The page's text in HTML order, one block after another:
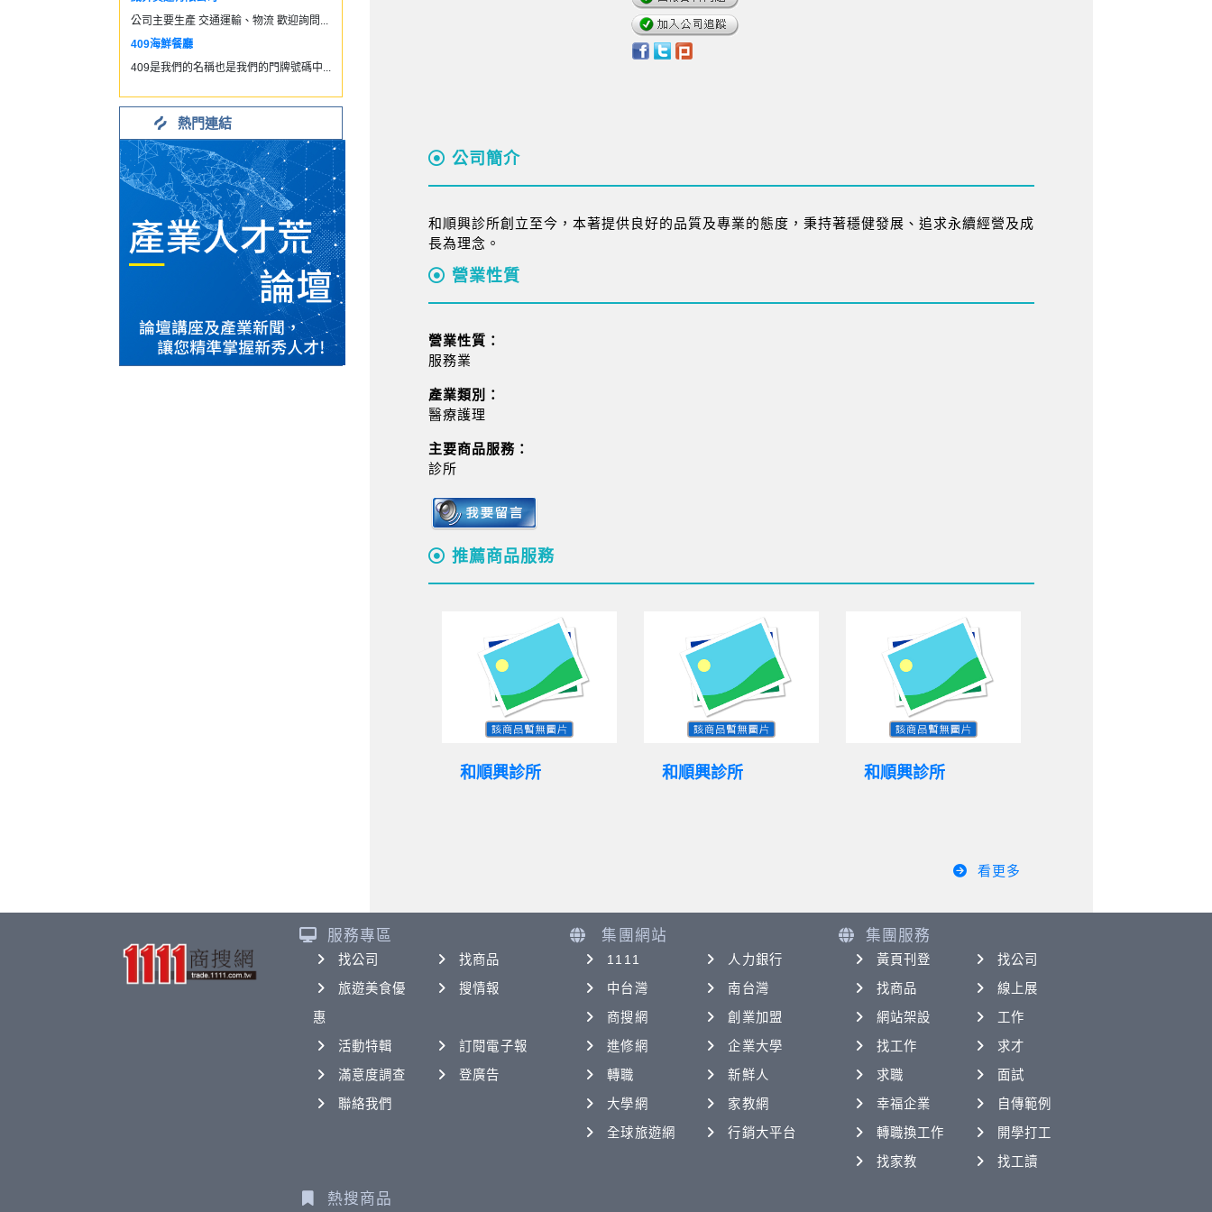
公司主要生產 交通運輸、物流 歡迎詢問...
409海鮮餐廳
409是我們的名稱也是我們的門牌號碼中...
熱門連結
公司簡介
和順興診所創立至今，本著提供良好的品質及專業的態度，秉持著穩健發展、追求永續經營及成
長為理念。
營業性質
營業性質：
服務業
產業類別：
醫療護理
主要商品服務：
診所
推薦商品服務
和順興診所 和順興診所 和順興診所
看更多
服務專區
找公司
找商品
旅遊美食優
惠
搜情報
活動特輯
訂閱電子報
滿意度調查
登廣告
聯絡我們
集團網站
1111
人力銀行
中台灣
南台灣
商搜網
創業加盟
進修網
企業大學
轉職
新鮮人
大學網
家教網
全球旅遊網
行銷大平台
集團服務
黃頁刊登
找公司
找商品
線上展
網站架設
工作
找工作
求才
求職
面試
幸福企業
自傳範例
轉職換工作
開學打工
找家教
找工讀
熱搜商品